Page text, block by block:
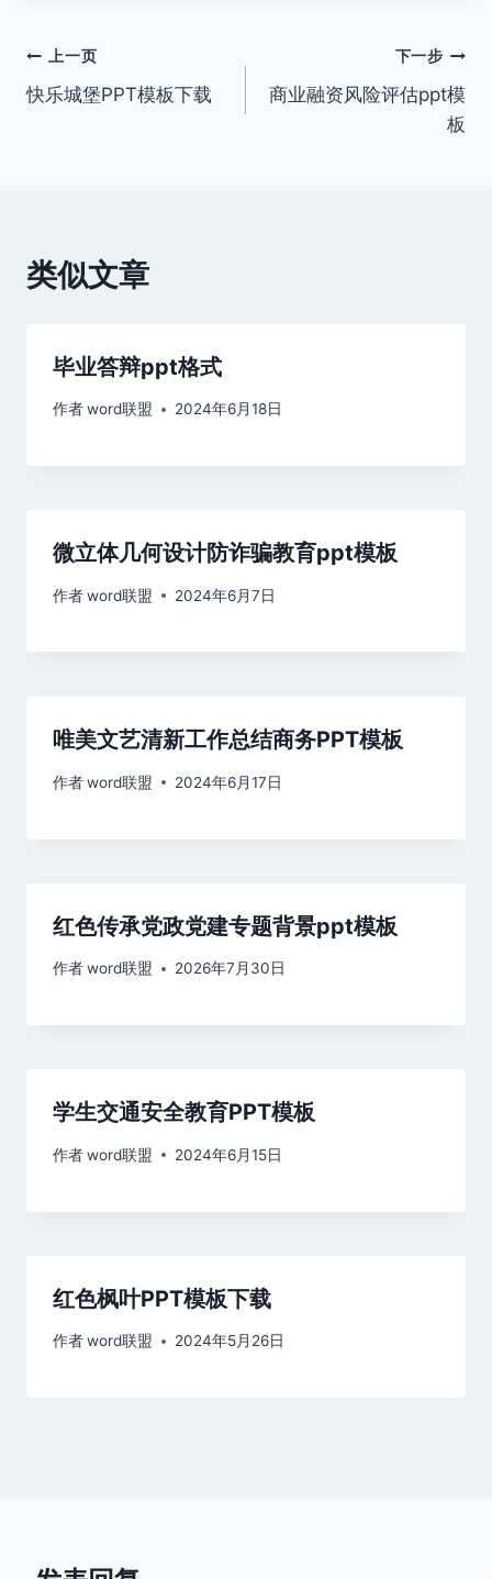
文
章
上一页
快乐城堡PPT模板下载
下一步
商业融资风险评估ppt模
板
类似文章
毕业答辩ppt格式
作者word联盟 2024年6月18日
微立体几何设计防诈骗教育ppt模板
作者word联盟 2024年6月7日
唯美文艺清新工作总结商务PPT模板
作者word联盟 2024年6月17日
红色传承党政党建专题背景ppt模板
作者word联盟 2026年7月30日
学生交通安全教育PPT模板
作者word联盟 2024年6月15日
红色枫叶PPT模板下载
作者word联盟 2024年5月26日